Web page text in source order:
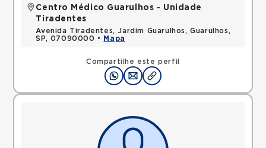
Compartilhe este perfil
Centro Médico Guarulhos - Unidade
Tiradentes
Avenida Tiradentes, Jardim Guarulhos, Guarulhos,
SP, 07090000 •
Mapa